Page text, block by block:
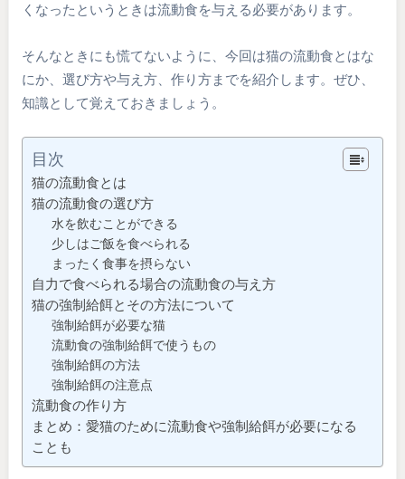
くなったというときは流動食を与える必要があります。
そんなときにも慌てないように、今回は猫の流動食とはな
にか、選び方や与え方、作り方までを紹介します。ぜひ、
知識として覚えておきましょう。
目次
猫の流動食とは
猫の流動食の選び方
水を飲むことができる
少しはご飯を食べられる
まったく食事を摂らない
自力で食べられる場合の流動食の与え方
猫の強制給餌とその方法について
強制給餌が必要な猫
流動食の強制給餌で使うもの
強制給餌の方法
強制給餌の注意点
流動食の作り方
まとめ：愛猫のために流動食や強制給餌が必要になる
ことも